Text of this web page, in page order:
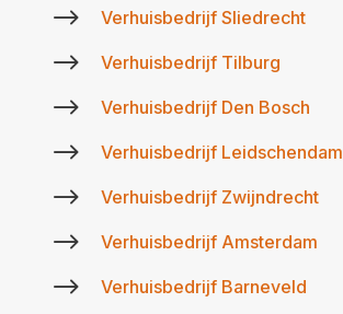
$ Verhuisbedrijf Sliedrecht
$ Verhuisbedrijf Tilburg
$ Verhuisbedrijf Den Bosch
$ Verhuisbedrijf Leidschendam
$ Verhuisbedrijf Zwijndrecht
$ Verhuisbedrijf Amsterdam
$ Verhuisbedrijf Barneveld